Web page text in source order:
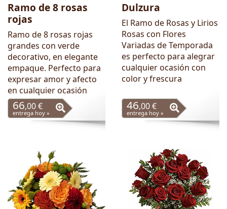
Ramo de 8 rosas
rojas
Ramo de 8 rosas rojas
grandes con verde
decorativo, en elegante
empaque. Perfecto para
expresar amor y afecto
en cualquier ocasión
66,00 €
entrega hoy »
Dulzura
El Ramo de Rosas y Lirios
Rosas con Flores
Variadas de Temporada
es perfecto para alegrar
cualquier ocasión con
color y frescura
46,00 €
entrega hoy »